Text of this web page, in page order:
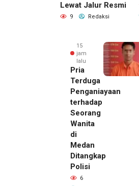
Lewat Jalur Resmi
9 Redaksi
15
jam
lalu
Pria
Terduga
Penganiayaan
terhadap
Seorang
Wanita
di
Medan
Ditangkap
Polisi
6
14 jam lalu
Kepala
DPMPTSP
Deli
Serdang